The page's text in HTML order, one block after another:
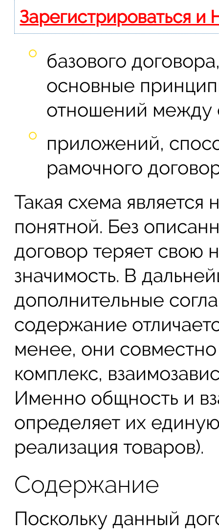
Зарегистрироваться и
базового
основные
отношений между
приложений,
рамочного
Такая схема
понятной. Без
договор теряет свою
значимость. В
дополнительные
содержание
менее, они
комплекс,
Именно общность и
определяет их
реализация товаров).
Содержание
Поскольку данный